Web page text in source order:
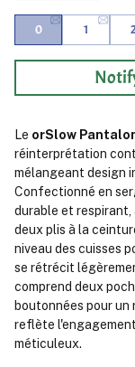
0 1
Le orSlow
réinterprétation
mélangeant design
Confectionné en
durable et respirant,
deux plis à la
niveau des cuisses
se rétrécit
comprend deux
boutonnées pour un
reflète
méticuleux.